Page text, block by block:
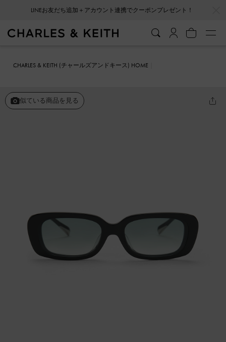
LINEお友だち追加＋アカウント連携でクーポンプレゼント！
CHARLES & KEITH (チャールズアンドキース) HOME
似ている商品を見る